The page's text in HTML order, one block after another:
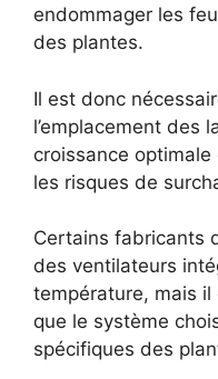
endommager les
des plantes.
Il est donc
l’emplacement des
croissance
les risques de
Certains fabricants
des ventilateurs
température, mais
que le système
spécifiques des